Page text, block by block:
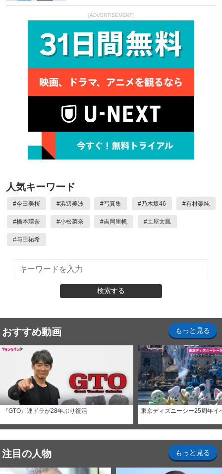
[ADVERTISEMENT]
人気キーワード
#今田美桜 #浜辺美波 #写真集 #乃木坂46 #有村架純
#橋本環奈 #小松菜奈 #吉岡里帆 #土屋太鳳
#与田祐希
検索する
おすすめ動画 もっと見る
『GTO』連ドラが28年ぶり復活 東京ディズニーシー25周年イ
注目の人物 もっと見る